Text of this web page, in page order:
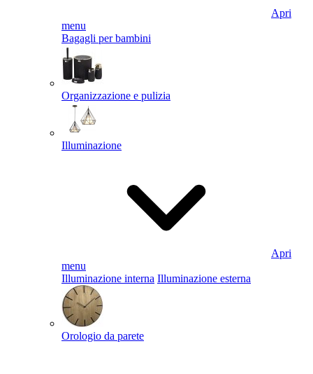
Apri
menu
Bagagli per bambini
Organizzazione e pulizia
Illuminazione
Apri
menu
Illuminazione interna Illuminazione esterna
Orologio da parete